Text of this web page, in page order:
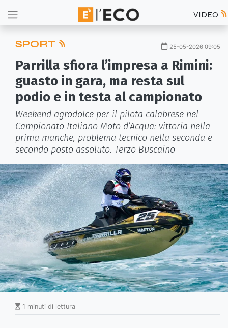
VIDEO
SPORT 25-05-2026 09:05
Parrilla sfiora l’impresa a Rimini:
guasto in gara, ma resta sul
podio e in testa al campionato
Weekend agrodolce per il pilota calabrese nel
Campionato Italiano Moto d’Acqua: vittoria nella
prima manche, problema tecnico nella seconda e
secondo posto assoluto. Terzo Buscaino
1 minuti di lettura